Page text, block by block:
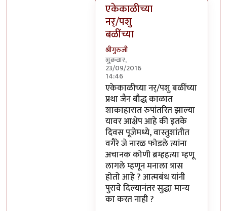
एकेकाळीच्या
नर्/पशु
बळींच्या
श्रीगुरुजी
शुक्रवार,
23/09/2016
14:46
In reply toसाहेब,byअप्पा जोगळेकर
एकेकाळीच्या नर्/पशु बळींच्या
प्रथा जैन बौद्ध काळात
शाकाहारात रुपांतरित झाल्या
यावर आक्षेप आहे की इतके
दिवस पूजेमध्ये, वास्तुशांतीत
वगैरे जे नारळ फोडले त्यांना
अचानक कोणी ब्रम्हहत्या म्हणू
लागले म्हणून मनाला त्रास
होतो आहे ? आत्मबंध यांनी
पुरावे दिल्यानंतर सुद्धा मान्य
का करत नाही ?